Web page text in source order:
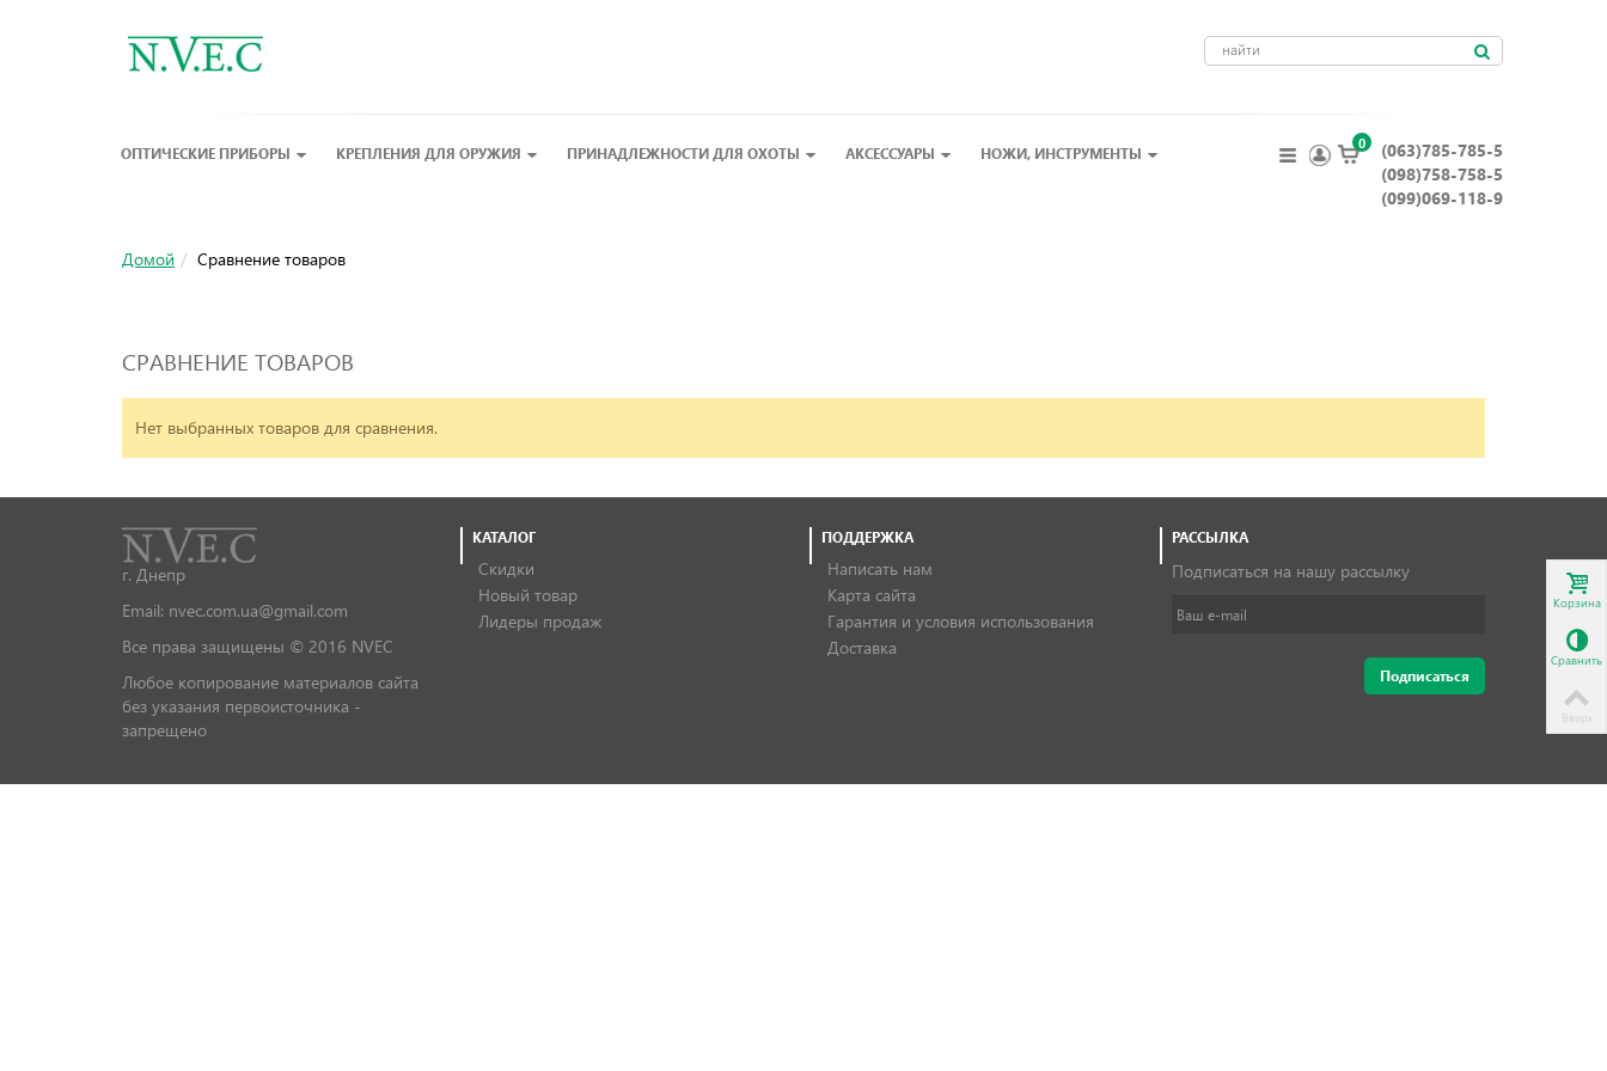
ОПТИЧЕСКИЕ ПРИБОРЫ КРЕПЛЕНИЯ ДЛЯ ОРУЖИЯ ПРИНАДЛЕЖНОСТИ ДЛЯ ОХОТЫ АКСЕССУАРЫ НОЖИ, ИНСТРУМЕНТЫ
0
(063)785-785-5
(098)758-758-5
(099)069-118-9
Домой Сравнение товаров
СРАВНЕНИЕ ТОВАРОВ
Нет выбранных товаров для сравнения.
Корзина
Сравнить
Вверх
г. Днепр
Email: nvec.com.ua@gmail.com
Все права защищены © 2016 NVEC
Любое копирование материалов сайта
без указания первоисточника -
запрещено
КАТАЛОГ
Скидки
Новый товар
Лидеры продаж
ПОДДЕРЖКА
Написать нам
Карта сайта
Гарантия и условия использования
Доставка
РАССЫЛКА
Подписаться на нашу рассылку